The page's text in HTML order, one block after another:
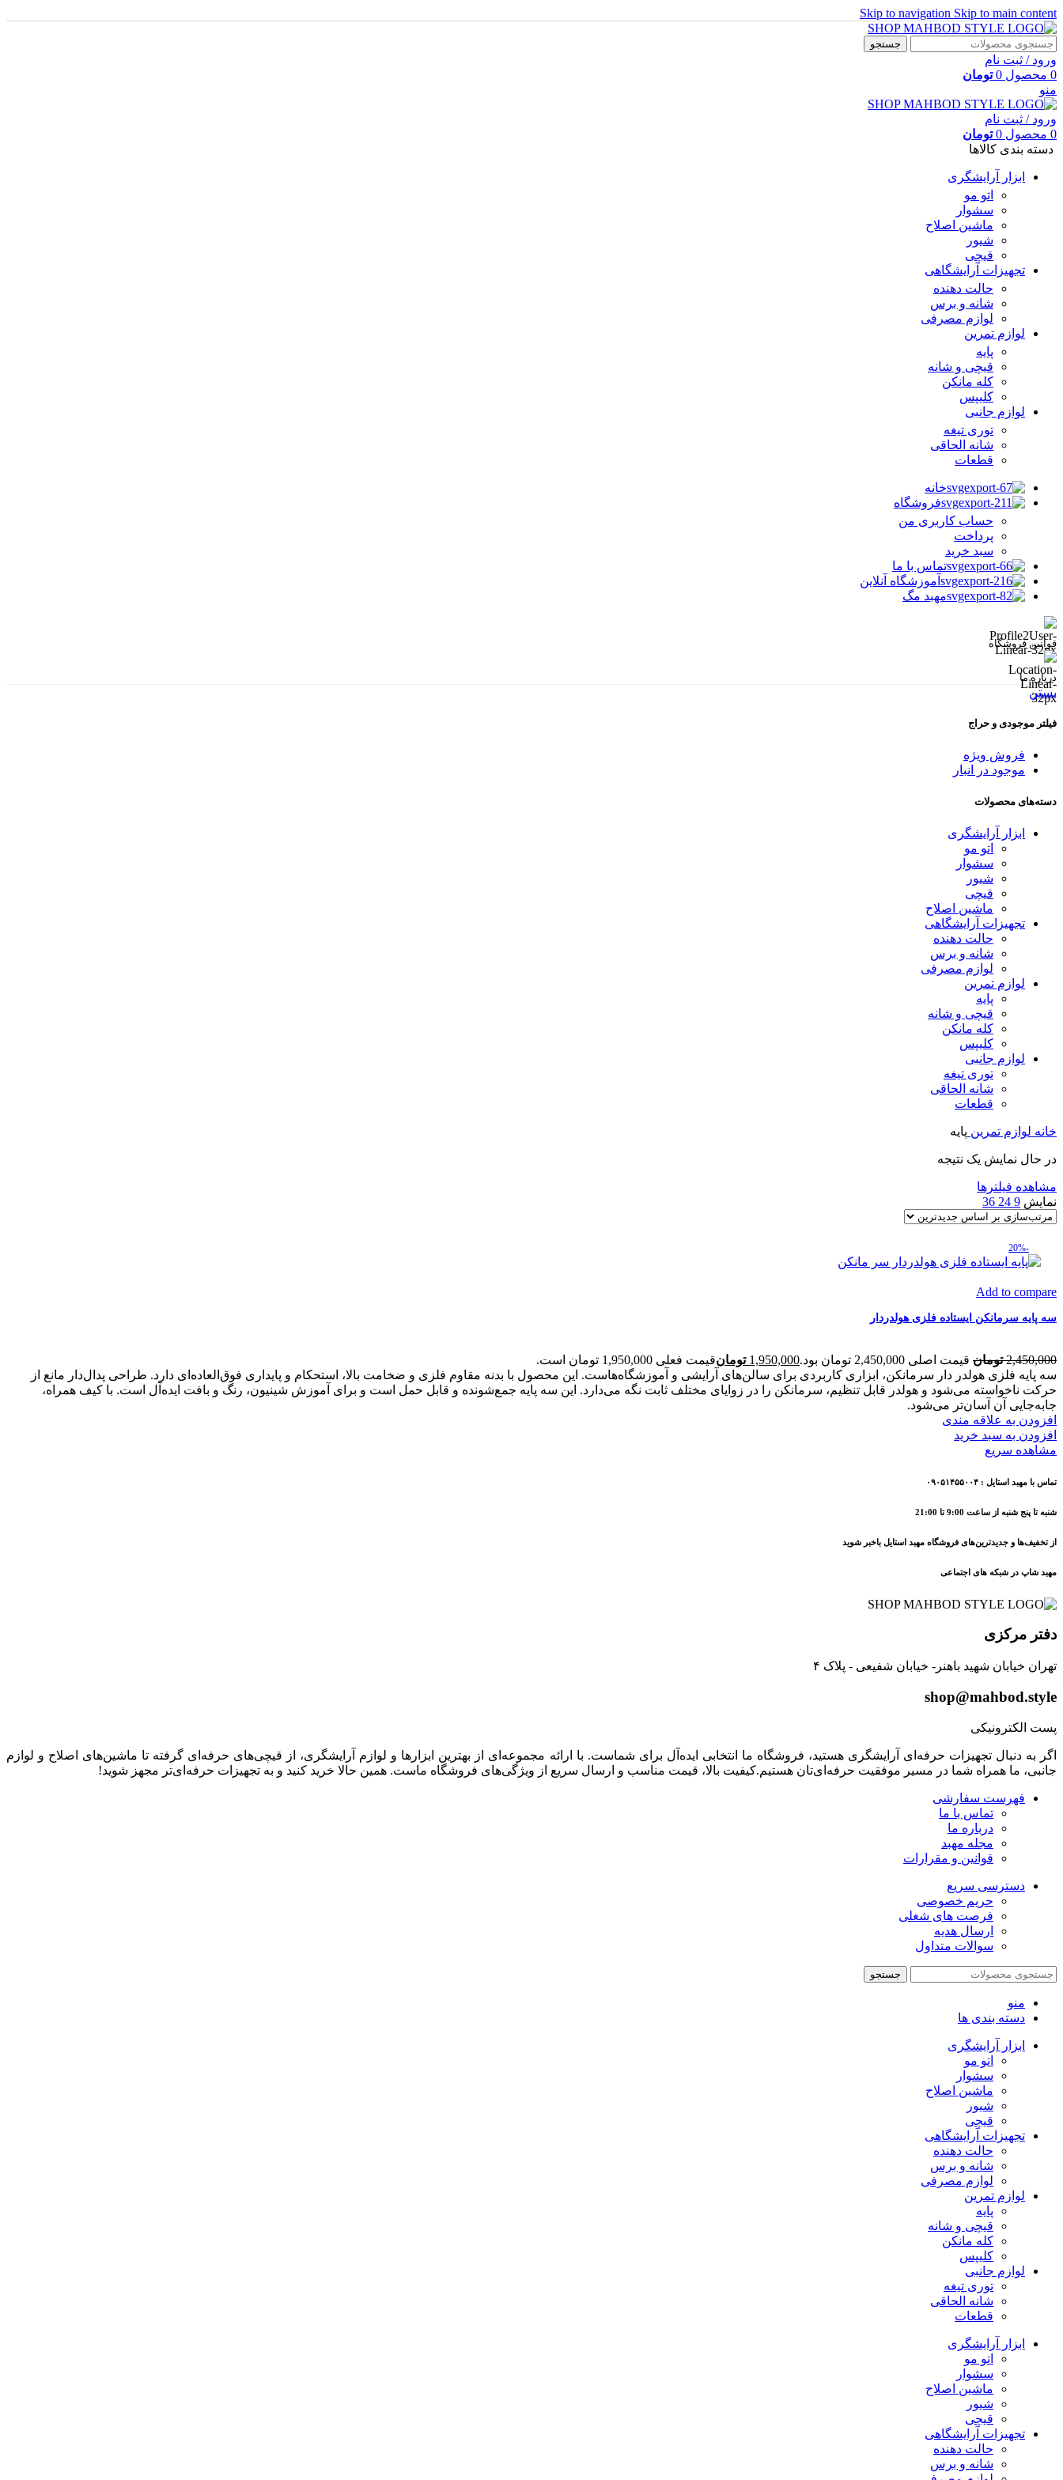
Skip to navigation Skip to main content
جستجو
ورود / ثبت نام
0 محصول 0 تومان
منو
ورود / ثبت نام
0 محصول 0 تومان
دسته بندی کالاها
ابزار آرایشگری
اتو مو
سشوار
ماشین اصلاح
شیور
قیچی
تجهیزات آرایشگاهی
حالت دهنده
شانه و برس
لوازم مصرفی
لوازم تمرین
پایه
قیچی و شانه
کله مانکن
کلیپس
لوازم جانبی
توری تیغه
شانه الحاقی
قطعات
خانه
فروشگاه
حساب کاربری من
پرداخت
سبد خرید
تماس با ما
آموزشگاه آنلاین
مهبد مگ
قوانین فروشگاه
درباره ما
بستن
فیلتر موجودی و حراج
فروش ویژه
موجود در انبار
دسته‌های محصولات
ابزار آرایشگری
اتو مو
سشوار
شیور
قیچی
ماشین اصلاح
تجهیزات آرایشگاهی
حالت دهنده
شانه و برس
لوازم مصرفی
لوازم تمرین
پایه
قیچی و شانه
کله مانکن
کلیپس
لوازم جانبی
توری تیغه
شانه الحاقی
قطعات
خانه لوازم تمرین پایه
در حال نمایش یک نتیجه
مشاهده فیلترها
نمایش 9
24
36
-20%
Add to compare
سه پایه سرمانکن ایستاده فلزی هولدردار
2,450,000 تومان قیمت اصلی 2,450,000 تومان بود. 1,950,000 تومانقیمت فعلی 1,950,000 تومان است.
سه پایه فلزی هولدر دار سرمانکن، ابزاری کاربردی برای سالن‌های آرایشی و آموزشگاه‌هاست. این محصول با بدنه مقاوم فلزی و ضخامت بالا، استحکام و پایداری فوق‌العاده‌ای دارد. طراحی پدال‌دار مانع از
حرکت ناخواسته می‌شود و هولدر قابل تنظیم، سرمانکن را در زوایای مختلف ثابت نگه می‌دارد. این سه پایه جمع‌شونده و قابل حمل است و برای آموزش شینیون، رنگ و بافت ایده‌آل است. با کیف همراه،
جابه‌جایی آن آسان‌تر می‌شود.
افزودن به علاقه مندی
افزودن به سبد خرید
مشاهده سریع
تماس با مهبد استایل : ۰۹۰۵۱۴۵۵۰۰۴
شنبه تا پنج شنبه از ساعت 9:00 تا 21:00
از تخفیف‌ها و جدیدترین‌های فروشگاه مهبد استایل باخبر شوید
مهبد شاپ در شبکه های اجتماعی
دفتر مرکزی
تهران خیابان شهید باهنر- خیابان شفیعی - پلاک ۴
shop@mahbod.style
پست الکترونیکی
اگر به دنبال تجهیزات حرفه‌ای آرایشگری هستید، فروشگاه ما انتخابی ایده‌آل برای شماست. با ارائه مجموعه‌ای از بهترین ابزارها و لوازم آرایشگری، از قیچی‌های حرفه‌ای گرفته تا ماشین‌های اصلاح و لوازم
جانبی، ما همراه شما در مسیر موفقیت حرفه‌ای‌تان هستیم.کیفیت بالا، قیمت مناسب و ارسال سریع از ویژگی‌های فروشگاه ماست. همین حالا خرید کنید و به تجهیزات حرفه‌ای‌تر مجهز شوید!
فهرست سفارشی
تماس با ما
درباره ما
مجله مهبد
قوانین و مقرارات
دسترسی سریع
حریم خصوصی
فرصت های شغلی
ارسال هدیه
سوالات متداول
جستجو
منو
دسته بندی ها
ابزار آرایشگری
اتو مو
سشوار
ماشین اصلاح
شیور
قیچی
تجهیزات آرایشگاهی
حالت دهنده
شانه و برس
لوازم مصرفی
لوازم تمرین
پایه
قیچی و شانه
کله مانکن
کلیپس
لوازم جانبی
توری تیغه
شانه الحاقی
قطعات
ابزار آرایشگری
اتو مو
سشوار
ماشین اصلاح
شیور
قیچی
تجهیزات آرایشگاهی
حالت دهنده
شانه و برس